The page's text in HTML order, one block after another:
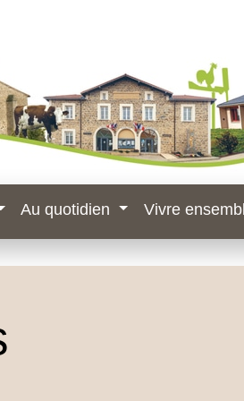
Au quotidien Vivre